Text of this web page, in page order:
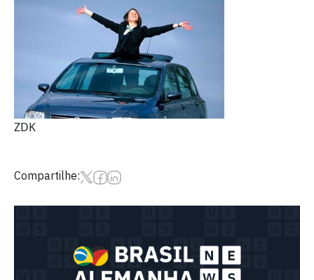
ZDK
Compartilhe: